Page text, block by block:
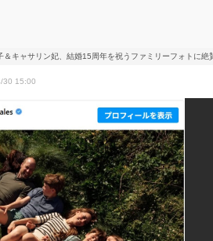
＆キャサリン妃、結婚15周年を祝うファミリーフォトに
30 15:00